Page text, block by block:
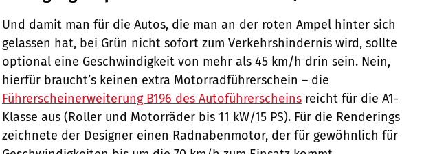
Und damit man für die Autos, die man an der roten Ampel hinter sich
gelassen hat, bei Grün nicht sofort zum Verkehrshindernis wird, sollte
optional eine Geschwindigkeit von mehr als 45 km/h drin sein. Nein,
hierfür braucht’s keinen extra Motorradführerschein – die
Führerscheinerweiterung B196 des Autoführerscheins reicht für die A1-
Klasse aus (Roller und Motorräder bis 11 kW/15 PS). Für die Renderings
zeichnete der Designer einen Radnabenmotor, der für gewöhnlich für